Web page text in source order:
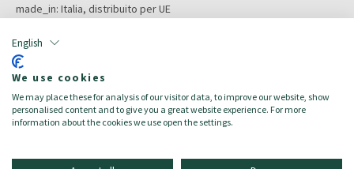
English
We use cookies
We may place these for analysis of our visitor data, to improve our website, show
personalised content and to give you a great website experience. For more
information about the cookies we use open the settings.
made_in: Italia, distribuito per UE
Tessuto:
90% Lana Vergine